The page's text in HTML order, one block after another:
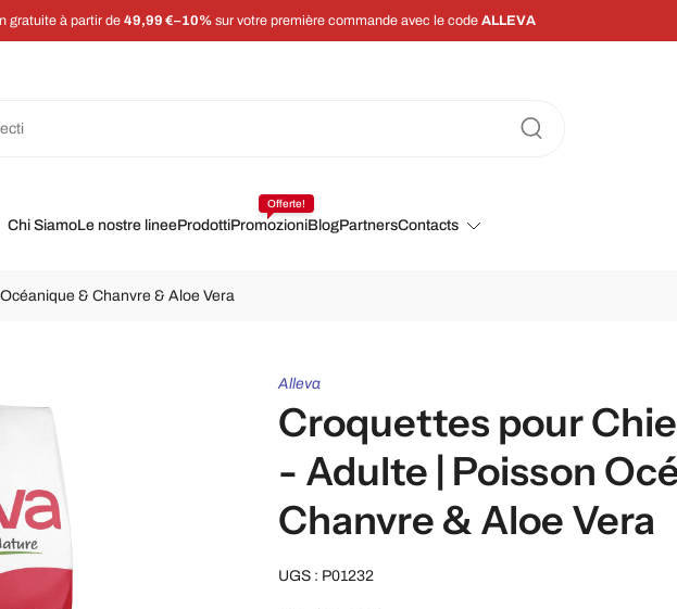
Économisez 5 % sur chaque commande avec un abonnement
Chi SiamoLe nostre lineeProdottiPromozioni
Offerte!
BlogPartnersContacts
& Chanvre & Aloe Vera
Alleva
Croquettes pour
- Adulte | Poisson
Chanvre & Aloe Vera
UGS : P01232